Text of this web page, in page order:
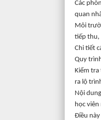
Các
quan
Môi
tiếp thu,
Chi tiết
Quy
Kiểm
ra lộ
Nội
học viên
Điều